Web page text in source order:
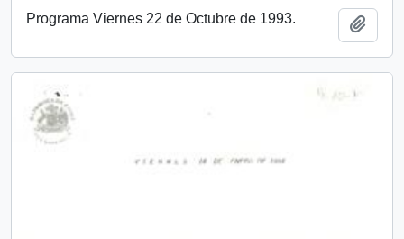
Programa Viernes 22 de Octubre de 1993.